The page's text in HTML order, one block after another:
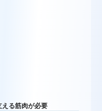
る筋肉が必要